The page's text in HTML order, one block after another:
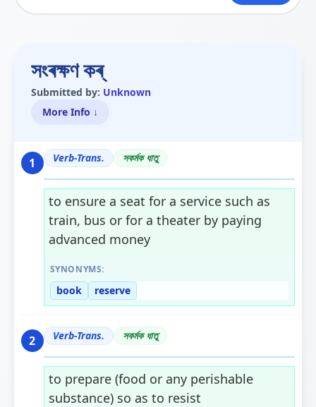
সংৰক্ষণ কৰ্
Submitted by: Unknown
More Info ↓
1 Verb-Trans. সকৰ্মক ধাতু
to ensure a seat for a service such as
train, bus or for a theater by paying
advanced money
SYNONYMS:
book reserve
2 Verb-Trans. সকৰ্মক ধাতু
to prepare (food or any perishable
substance) so as to resist